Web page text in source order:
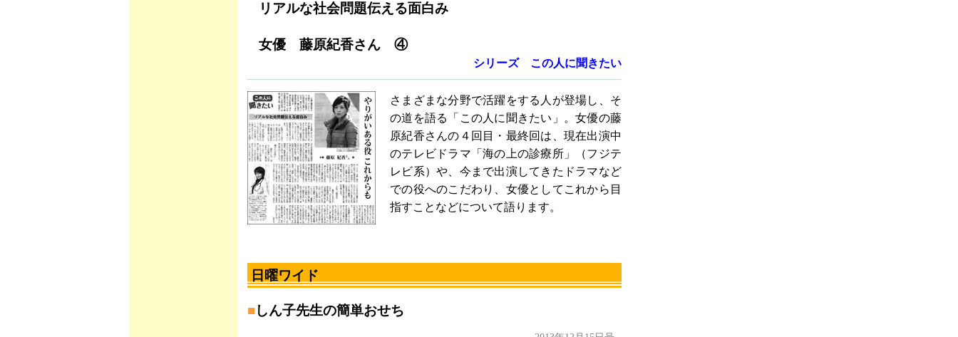
リアルな社会問題伝える面白み
女優 藤原紀香さん ④
シリーズ この人に聞きたい
さまざまな分野で活躍をする人が登場し、そ
の道を語る「この人に聞きたい」。女優の藤
原紀香さんの４回目・最終回は、現在出演中
のテレビドラマ「海の上の診療所」（フジテ
レビ系）や、今まで出演してきたドラマなど
での役へのこだわり、女優としてこれから目
指すことなどについて語ります。
日曜ワイド
■しん子先生の簡単おせち